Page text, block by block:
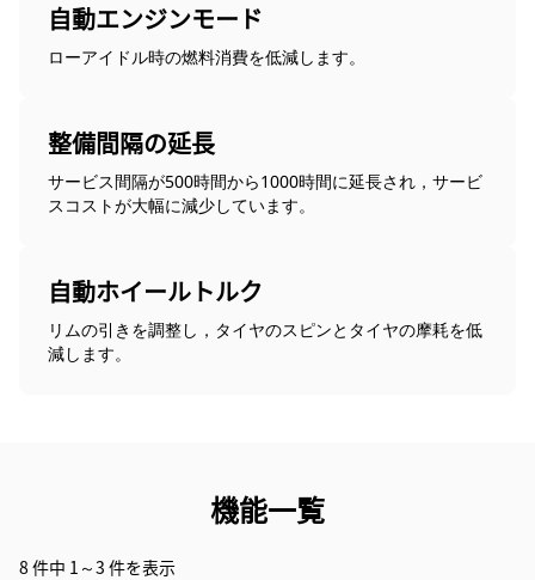
自動エンジンモード
ローアイドル時の燃料消費を低減します。
整備間隔の延長
サービス間隔が500時間から1000時間に延長され，サービ
スコストが大幅に減少しています。
自動ホイールトルク
リムの引きを調整し，タイヤのスピンとタイヤの摩耗を低
減します。
機能一覧
8 件中 1～3 件を表示